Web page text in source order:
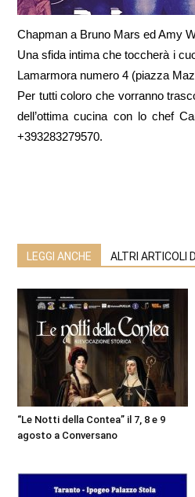
Chapman a Bruno Mars ed Amy
Una sfida intima che toccherà i
Lamarmora numero 4 (piazza
Per tutti coloro che vorranno
dell’ottima cucina con lo chef
+393283279570.
LEGGI ANCHE ALTRI ARTICOLI
“Le Notti della Contea” il 7, 8 e 9
agosto a Conversano